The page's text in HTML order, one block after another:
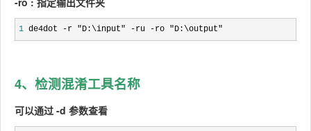
1 de4dot -r "D:\input" -ru -ro "D:\output"
4、检测混淆工具名称
可以通过 -d 参数查看